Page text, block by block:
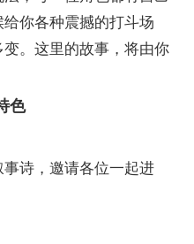
你各种震撼的打斗场
。这里的故事，将由你
色
诗，邀请各位一起进